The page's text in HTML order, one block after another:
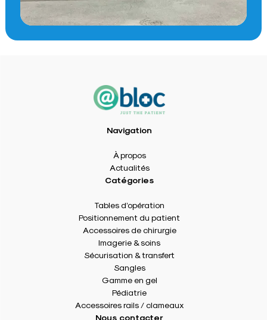
Navigation
À propos
Actualités
Catégories
Tables d’opération
Positionnement du patient
Accessoires de chirurgie
Imagerie & soins
Sécurisation & transfert
Sangles
Gamme en gel
Pédiatrie
Accessoires rails / clameaux
Nous contacter